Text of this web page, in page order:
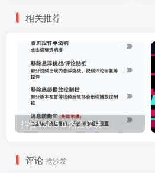
相关推荐
抖音V36.5.0 内置模块
评论 抢沙发